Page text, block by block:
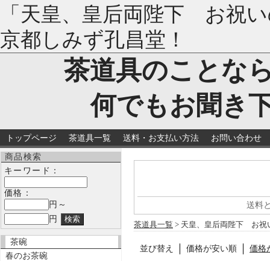
「天皇、皇后両陛下 お祝
京都しみず孔昌堂！
茶道具のことな
何でもお聞き
トップページ 茶道具一覧 送料・お支払い方法 お問い合わせ
商品検索
キーワード：
価格：
円～
円
茶碗
春のお茶碗
送料
茶道具一覧 > 天皇、皇后両陛下 お祝
並び替え 価格が安い順 価格